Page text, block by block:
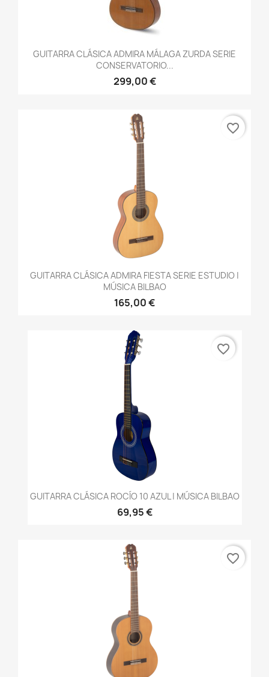
GUITARRA CLÁSICA ADMIRA MÁLAGA ZURDA SERIE
CONSERVATORIO...
299,00 €
GUITARRA CLÁSICA ADMIRA FIESTA SERIE ESTUDIO |
MÚSICA BILBAO
165,00 €
favorite_border
GUITARRA CLÁSICA ROCÍO 10 AZUL | MÚSICA BILBAO
69,95 €
favorite_border
favorite_border